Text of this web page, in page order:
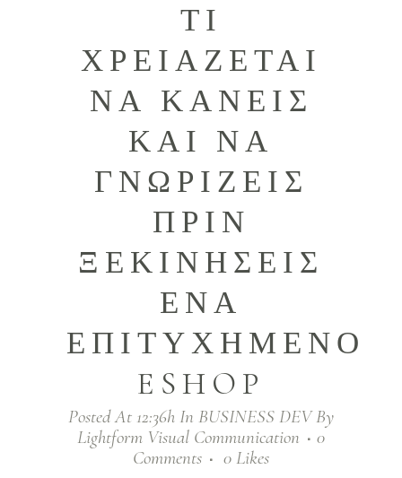
ΤΙ
ΧΡΕΙΑΖΕΤΑΙ
ΝΑ ΚΑΝΕΙΣ
ΚΑΙ ΝΑ
ΓΝΩΡΙΖΕΙΣ
ΠΡΙΝ
ΞΕΚΙΝΗΣΕΙΣ
ΕΝΑ
ΕΠΙΤΥΧΗΜΕΝΟ
ESHOP
Posted At 12:36h In BUSINESS DEV By
Lightform Visual Communication
0
Comments
0 Likes